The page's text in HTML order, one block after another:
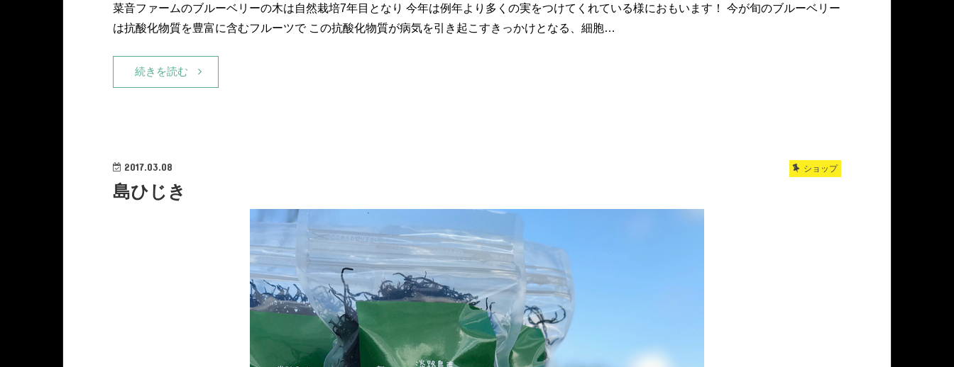
菜音ファームのブルーベリーの木は自然栽培7年目となり 今年は例年より多くの実をつけてくれている様におもいます！ 今が旬のブルーベリー
は抗酸化物質を豊富に含むフルーツで この抗酸化物質が病気を引き起こすきっかけとなる、細胞…
続きを読む
2017.03.08 ショップ
島ひじき